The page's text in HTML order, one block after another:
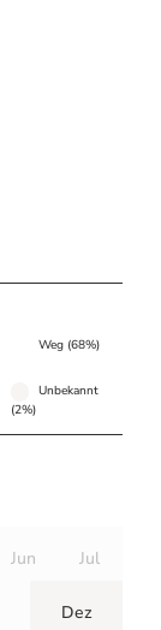
Weg (68%)
Unbekannt
(2%)
Jun Jul
Dez